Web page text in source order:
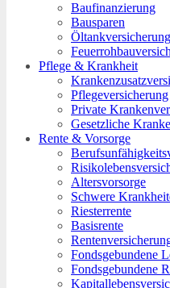
Baufinanzierung
Bausparen
Öltankversicherung
Pflege & Krankheit
Pflegeversicherung
Private
Gesetzliche
Rente & Vorsorge
Altersvorsorge
Schwere
Riesterrente
Basisrente
Fondsgebundene
Fondsgebundene